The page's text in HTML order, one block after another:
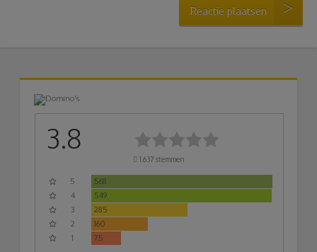
Reactie plaatsen
3.8
1.637 stemmen
5
568
4
549
3
285
2
160
1
75